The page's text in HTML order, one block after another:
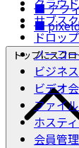
サブス
ドロッ
ノーコ
ビジネ
ビデオ
ファイ
ホステ
会員管
■ アフ
■
トップにスク